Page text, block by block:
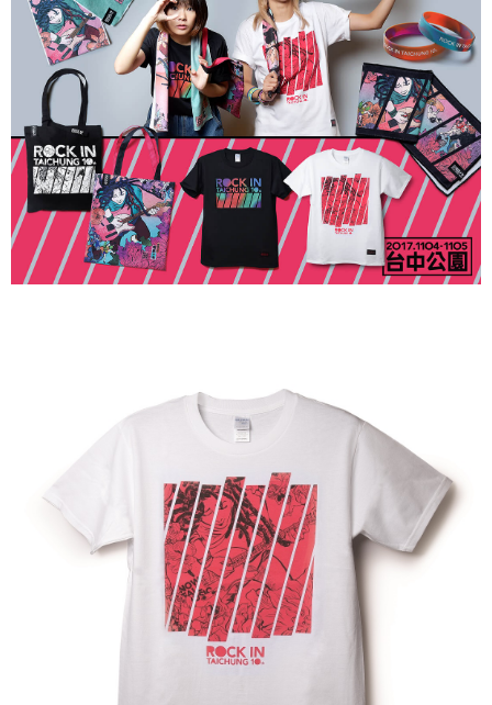
付款後全家取貨
配送毎にNT$65、NT$1,000以上で送料無料
7-11取貨付款
配送毎にNT$65、NT$1,000以上で送料無料
付款後7-11取貨
配送毎にNT$65、NT$1,000以上で送料無料
宅配
配送毎にNT$85、NT$1,000以上で送料無料